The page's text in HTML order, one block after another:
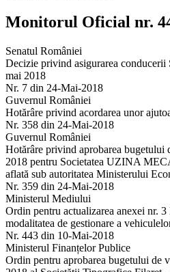
Monitorul Oficial nr.
Senatul României
Decizie privind asigurarea conducerii
mai 2018
Nr. 7 din 24-Mai-2018
Guvernul României
Hotărâre privind acordarea unor
Nr. 358 din 24-Mai-2018
Guvernul României
Hotărâre privind aprobarea bugetului
2018 pentru Societatea UZINA
aflată sub autoritatea Ministerului
Nr. 359 din 24-Mai-2018
Ministerul Mediului
Ordin pentru actualizarea anexei nr.
modalitatea de gestionare a
Nr. 443 din 10-Mai-2018
Ministerul Finanțelor Publice
Ordin pentru aprobarea bugetului de